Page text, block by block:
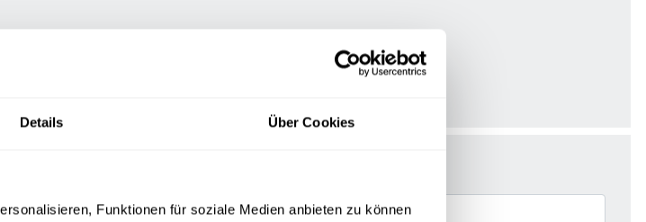
Details Über Cookies
Funktionen für soziale Medien anbieten zu können